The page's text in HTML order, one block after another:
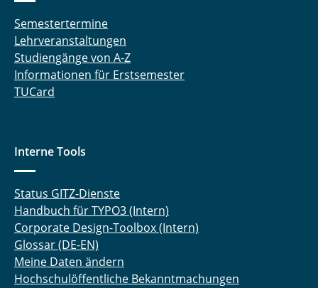
Semestertermine
Lehrveranstaltungen
Studiengänge von A-Z
Informationen für Erstsemester
TUCard
Interne Tools
Status GITZ-Dienste
Handbuch für TYPO3 (Intern)
Corporate Design-Toolbox (Intern)
Glossar (DE-EN)
Meine Daten ändern
Hochschulöffentliche Bekanntmachungen